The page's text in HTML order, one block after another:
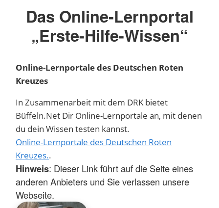
Das Online-Lernportal
„Erste-Hilfe-Wissen“
Online-Lernportale des Deutschen Roten
Kreuzes
In Zusammenarbeit mit dem DRK bietet
Büffeln.Net Dir Online-Lernportale an, mit denen
du dein Wissen testen kannst.
Online-Lernportale des Deutschen Roten
Kreuzes..
Hinweis: Dieser Link führt auf die Seite eines
anderen Anbieters und Sie verlassen unsere
Webseite.